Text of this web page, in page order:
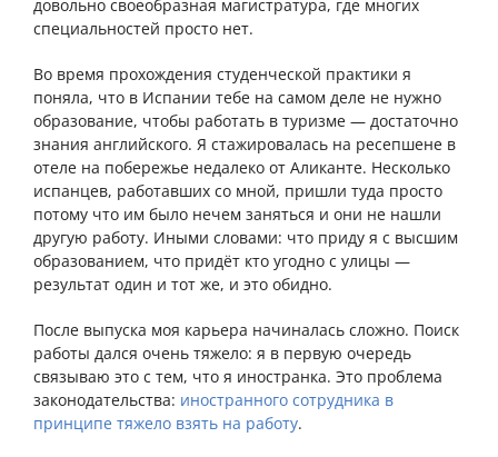
довольно своеобразная магистратура, где многих
специальностей просто нет.
Во время прохождения студенческой практики я
поняла, что в Испании тебе на самом деле не нужно
образование, чтобы работать в туризме — достаточно
знания английского. Я стажировалась на ресепшене в
отеле на побережье недалеко от Аликанте. Несколько
испанцев, работавших со мной, пришли туда просто
потому что им было нечем заняться и они не нашли
другую работу. Иными словами: что приду я с высшим
образованием, что придёт кто угодно с улицы —
результат один и тот же, и это обидно.
После выпуска моя карьера начиналась сложно. Поиск
работы дался очень тяжело: я в первую очередь
связываю это с тем, что я иностранка. Это проблема
законодательства: иностранного сотрудника в
принципе тяжело взять на работу.